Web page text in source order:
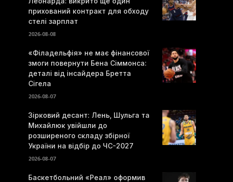
прихований контракт для обходу
стелі зарплат
2026-08-08
«Філадельфія» не має фінансової
змоги повернути Бена Сіммонса:
деталі від інсайдера Бретта
Сігела
2026-08-07
Зірковий десант: Лень, Шульга та
Михайлюк увійшли до
розширеного складу збірної
України на відбір до ЧС-2027
2026-08-07
Баскетбольний «Реал» оформив